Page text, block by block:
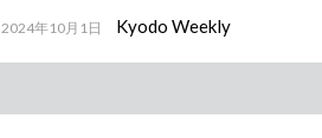
2024年10月1日 Kyodo Weekly